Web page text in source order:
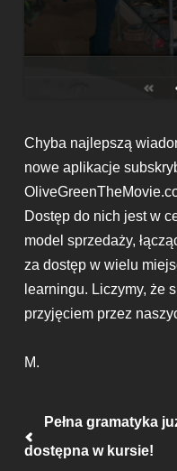
Chyba najlepszą
nowe aplikacje
Dostęp do nich jest w
model sprzedaży,
za dostęp w wielu
learningu. Liczymy, że
przyjęciem przez
M.
Post navigation
Pełna gramatyka
dostępna w kursie!